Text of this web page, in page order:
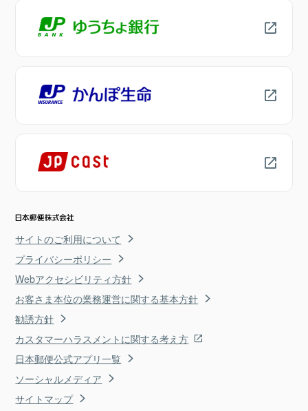
サイトのご利用について
プライバシーポリシー
Webアクセシビリティ方針
お客さま本位の業務運営に関する基本方針
勧誘方針
カスタマーハラスメントに関する考え方
日本郵便公式アプリ一覧
ソーシャルメディア
サイトマップ